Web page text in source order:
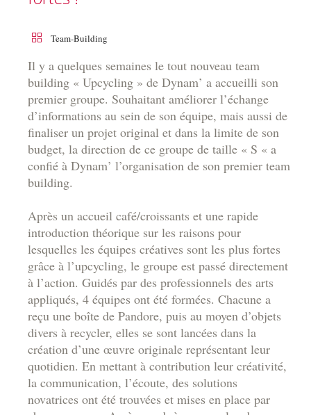
Team-Building
Il y a quelques semaines le tout nouveau team
building « Upcycling » de Dynam’ a accueilli son
premier groupe. Souhaitant améliorer l’échange
d’informations au sein de son équipe, mais aussi de
finaliser un projet original et dans la limite de son
budget, la direction de ce groupe de taille « S « a
confié à Dynam’ l’organisation de son premier team
building.
Après un accueil café/croissants et une rapide
introduction théorique sur les raisons pour
lesquelles les équipes créatives sont les plus fortes
grâce à l’upcycling, le groupe est passé directement
à l’action. Guidés par des professionnels des arts
appliqués, 4 équipes ont été formées. Chacune a
reçu une boîte de Pandore, puis au moyen d’objets
divers à recycler, elles se sont lancées dans la
création d’une œuvre originale représentant leur
quotidien. En mettant à contribution leur créativité,
la communication, l’écoute, des solutions
novatrices ont été trouvées et mises en place par